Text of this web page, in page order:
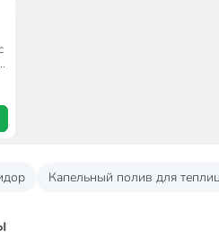
Капельный полив для